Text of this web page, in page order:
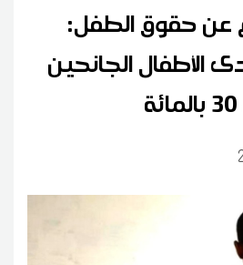
عن حقوق الطفل:
الأطفال الجانحين